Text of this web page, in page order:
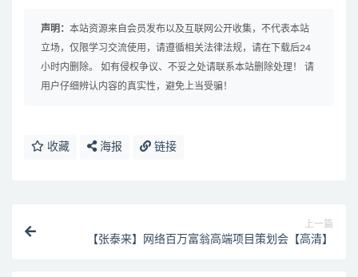
声明： 本站资源来自会员发布以及互联网公开收集，不代表本站
立场，仅限学习交流使用，请遵循相关法律法规，请在下载后24
小时内删除。 如有侵权争议、不妥之处请联系本站删除处理！ 请
用户仔细辨认内容的真实性，避免上当受骗！
收藏 海报 链接
上一篇
【张泰来】网络百万富翁高端项目策划会【高清】